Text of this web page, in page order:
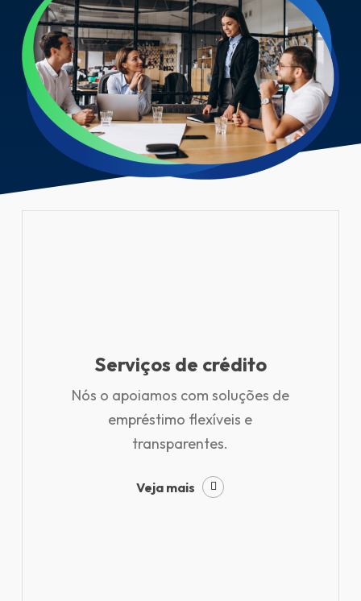
Serviços de crédito
Nós o apoiamos com soluções de
empréstimo flexíveis e
transparentes.
Veja mais